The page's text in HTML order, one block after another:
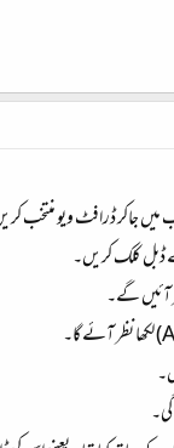
ڈبل کلک کریں۔
آئیں گے۔